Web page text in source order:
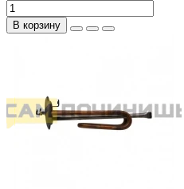
В корзину